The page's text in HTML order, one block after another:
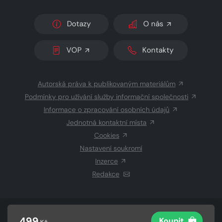
Dotazy O nás
VOP Kontakty
Autorská práva k publikovaným materiálům
Podmínky pro užívání služby informační společnosti
Informace o zpracování osobních údajů
Jednotná kontaktní místa
Cookies
Nastavení soukromí
Inzerce
Redakce
CZECH NEWS CENTER a.s.a dodavatelé